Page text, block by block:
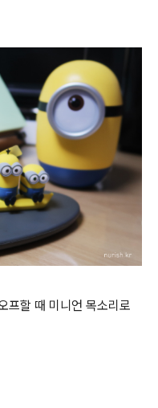
프할 때 미니언 목소리로